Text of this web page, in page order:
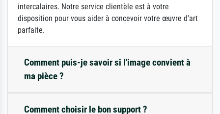
intercalaires. Notre service clientèle est à votre
disposition pour vous aider à concevoir votre œuvre d'art
parfaite.
Comment puis-je savoir si l'image convient à
ma pièce ?
Comment choisir le bon support ?